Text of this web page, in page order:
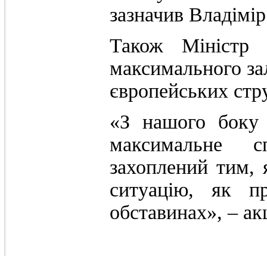
зазначив
Також Міністр
максимального
європейських
«З нашого боку
максимальне
захоплений тим,
ситуацію, як
обставинах», –